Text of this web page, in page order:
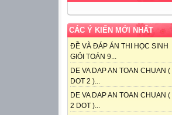
CÁC Ý KIẾN MỚI NHẤT
ĐỀ VÀ ĐÁP ÁN THI HỌC SINH
GIỎI TOÁN 9...
DE VA DAP AN TOAN CHUAN (
DOT 2 )...
DE VA DAP AN TOAN CHUAN (
2 DOT )...